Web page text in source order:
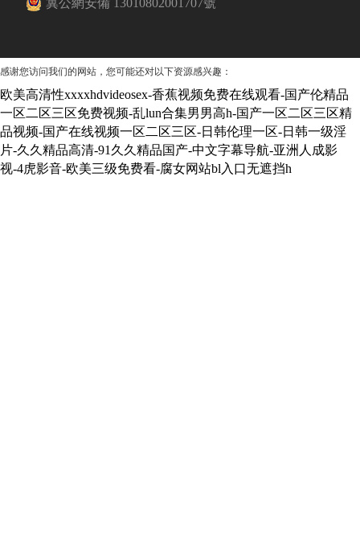
冀公網安備 13010802001707號
感谢您访问我们的网站，您可能还对以下资源感兴趣：
欧美高清性xxxxhdvideosex-香蕉视频免费在线观看-国产伦精品
一区二区三区免费视频-乱lun合集男男高h-国产一区二区三区精
品视频-国产在线视频一区二区三区-日韩伦理一区-日韩一级淫
片-久久精品高清-91久久精品国产-中文字幕导航-亚洲人成影
视-4虎影音-欧美三级免费看-腐女网站bl入口无遮挡h